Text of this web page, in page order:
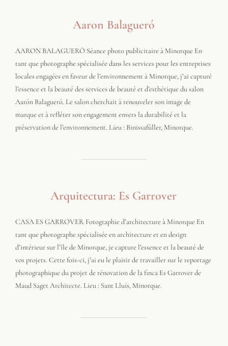
Aaron Balagueró
AARON BALAGUERÓ Séance photo publicitaire à Minorque En
tant que photographe spécialisée dans les services pour les entreprises
locales engagées en faveur de l’environnement à Minorque, j’ai capturé
l’essence et la beauté des services de beauté et d’esthétique du salon
Aarón Balagueró. Le salon cherchait à renouveler son image de
marque et à refléter son engagement envers la durabilité et la
préservation de l’environnement. Lieu : Binissafúller, Minorque.
Arquitectura: Es Garrover
CASA ES GARROVER Fotographie d’architecture à Minorque En
tant que photographe spécialisée en architecture et en design
d’intérieur sur l’île de Minorque, je capture l’essence et la beauté de
vos projets. Cette fois-ci, j’ai eu le plaisir de travailler sur le reportage
photographique du projet de rénovation de la finca Es Garrover de
Maud Saget Architecte. Lieu : Sant Lluís, Minorque.